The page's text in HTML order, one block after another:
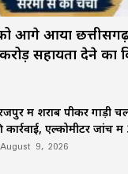
आगे आया
सहायता देने का
में शराब पीकर गाड़ी
कार्रवाई, एल्कोमीटर
August 9, 2026